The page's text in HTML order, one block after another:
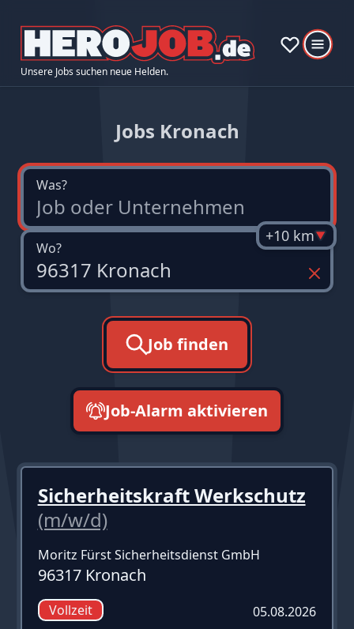
Unsere Jobs suchen neue Helden.
Jobs Kronach
Was?
Wo?
+10 km
Job finden
Job-Alarm aktivieren
Sicherheitskraft Werkschutz
(m/w/d)
Moritz Fürst Sicherheitsdienst GmbH
96317 Kronach
Vollzeit 05.08.2026